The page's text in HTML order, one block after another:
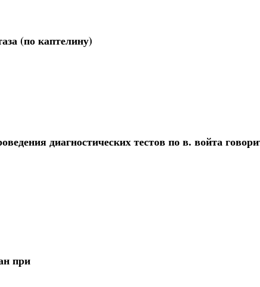
(по каптелину)
диагностических тестов по в. войта
при